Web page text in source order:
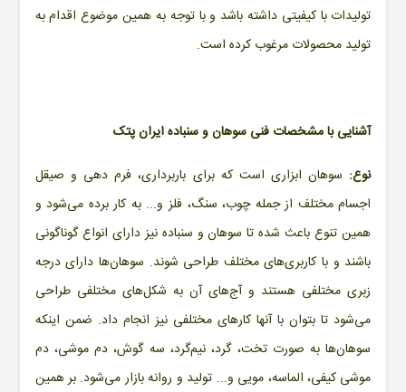
تولیدات با کیفیتی داشته باشد و با توجه به همین موضوع اقدام به
تولید محصولات مرغوب کرده است.
آشنایی با مشخصات فنی سوهان و سنباده ایران پتک
نوع: سوهانابزاری است که برای باربرداری، فرم دهی و صیقل
اجسام مختلف از جمله چوب، سنگ، فلز و... به کار برده می‌شود و
همین تنوع باعث شده تا سوهان و سنباده نیز دارای انواع گوناگونی
باشند و با کاربری‌های مختلف طراحی شوند. سوهان‌ها دارای درجه
زبری مختلفی هستند و آج‌های آن به شکل‌های مختلفی طراحی
می‌شود تا بتوان با آنها کارهای مختلفی نیز انجام داد. ضمن اینکه
سوهان‌ها به صورت تخت، گرد، نیم‌گرد، سه گوش، دم موشی، دم
موشی کیفی، الماسه، مویی و... تولید و روانه بازار می‌شود. بر همین